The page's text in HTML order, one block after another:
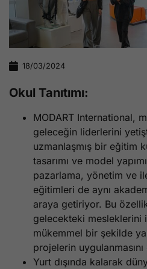
18/03/2024
Okul Tanıtımı:
MODART International,
geleceğin liderlerini
uzmanlaşmış bir eğitim
tasarımı ve model
pazarlama, yönetim ve
eğitimleri de aynı
araya getiriyor. Bu
gelecekteki mesleklerini
mükemmel bir şekilde
projelerin
Yurt dışında kalarak